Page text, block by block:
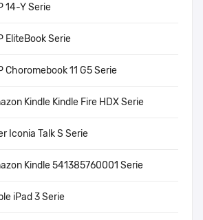
14-Y Serie
EliteBook Serie
Choromebook 11 G5 Serie
Kindle Kindle Fire HDX Serie
Iconia Talk S Serie
Kindle 541385760001 Serie
iPad 3 Serie